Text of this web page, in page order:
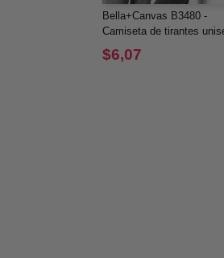
Bella+Canvas B3480 -
Camiseta de tirantes
$6,07